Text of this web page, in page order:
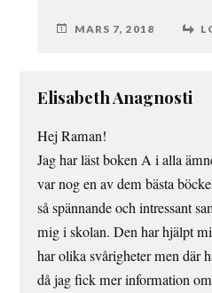
MARS 7, 2018
Elisabeth Anagnosti
Hej Raman!
Jag har läst boken A i alla
var nog en av dem bästa
så spännande och intressant
mig i skolan. Den har hjälpt
har olika svårigheter men där
då jag fick mer information